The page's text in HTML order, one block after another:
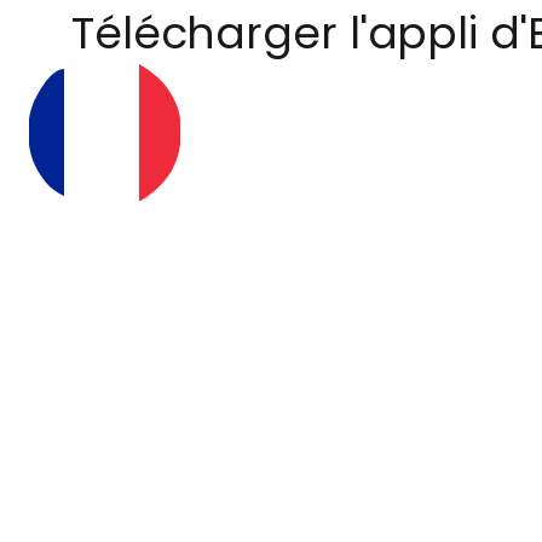
Télécharger l'appli